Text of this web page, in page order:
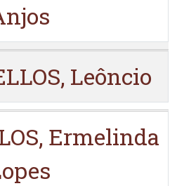
Leôncio
Ermelinda